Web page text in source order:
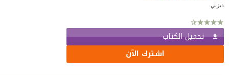
ديزني
تحميل الكتاب
اشترك الآن